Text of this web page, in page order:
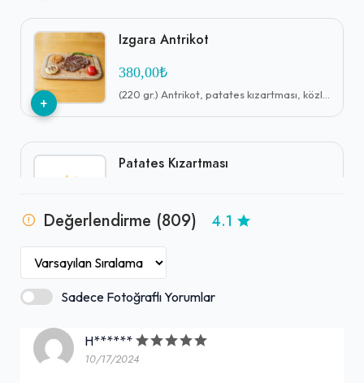
+
Izgara Antrikot
380,00₺
(220 gr.) Antrikot, patates kızartması, közlenmiş biber, domates, bulgur pilavı, yeşil biber, sumaklı soğan, lavaş ile
+
Patates Kızartması
+
Izgara Tavuk İncik (500gr.)
Değerlendirme (809) 4.1
Sadece Fotoğraflı Yorumlar
H******
10/17/2024